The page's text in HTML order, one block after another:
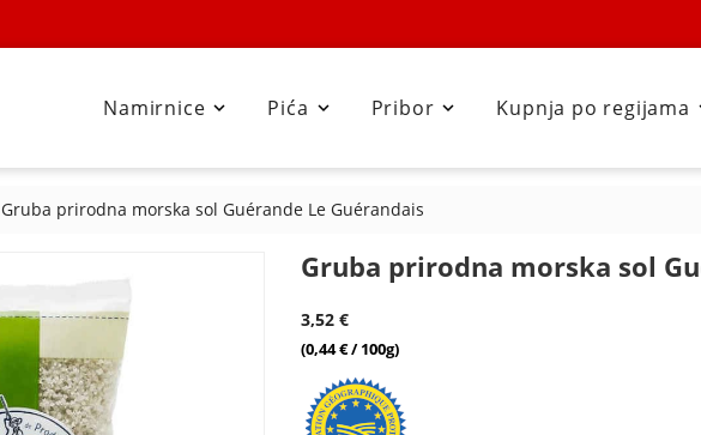

Namirnice 
Pića 
Pribor Kupnja po regijama
Gruba prirodna morska sol Guérande Le Guérandais
Gruba prirodna morska sol
3,52 €
(0,44 € / 100g)